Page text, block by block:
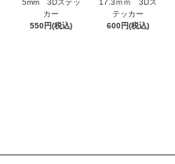
5mm 3Dステッ
カー
550円(税込)
17.3ｍｍ 3Dス
テッカー
600円(税込)